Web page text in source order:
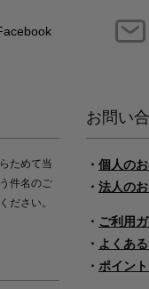
ためて当
件名のご
ださい。
お問い
・ 個人の
・ 法人の
・ ご利用
・ よくあ
・ ポイン